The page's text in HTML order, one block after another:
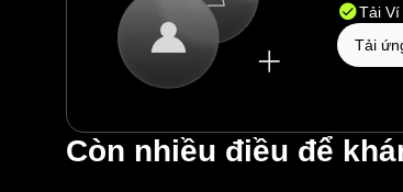
Tải Ví
Tải
Còn nhiều điều để